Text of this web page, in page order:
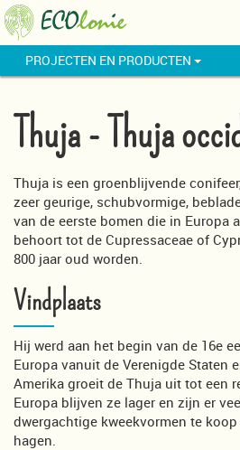
PROJECTEN EN PRODUCTEN
Thuja - Thuja
Thuja is een groenblijvende
zeer geurige, schubvormige,
van de eerste bomen die in Europa
behoort tot de Cupressaceae of
800 jaar oud worden.
Vindplaats
Hij werd aan het begin van de 16e
Europa vanuit de Verenigde Staten
Amerika groeit de Thuja uit tot een
Europa blijven ze lager en zijn er
dwergachtige kweekvormen te
hagen.